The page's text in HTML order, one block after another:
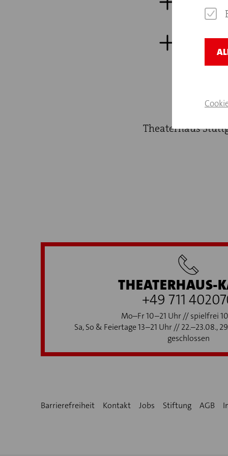
13.
Theaterhaus
THEATERHAUS-
+49 711
Mo–Fr 10–21 Uhr // spielfrei
Sa, So & Feiertage 13–21 Uhr // 22.–23.08.,
geschlossen
Barrierefreiheit Kontakt Jobs Stiftung AGB